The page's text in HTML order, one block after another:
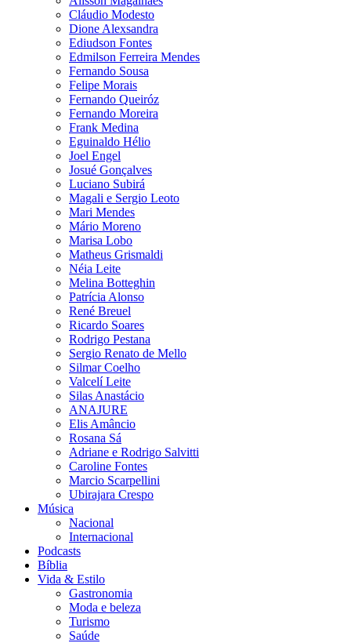
Cláudio Modesto
Dione Alexsandra
Ediudson Fontes
Edmilson Ferreira Mendes
Fernando Sousa
Felipe Morais
Fernando Queiróz
Fernando Moreira
Frank Medina
Eguinaldo Hélio
Joel Engel
Josué Gonçalves
Luciano Subirá
Magali e Sergio Leoto
Mari Mendes
Mário Moreno
Marisa Lobo
Matheus Grismaldi
Néia Leite
Melina Botteghin
Patrícia Alonso
René Breuel
Ricardo Soares
Rodrigo Pestana
Sergio Renato de Mello
Silmar Coelho
Valcelí Leite
Silas Anastácio
ANAJURE
Elis Amâncio
Rosana Sá
Adriane e Rodrigo Salvitti
Caroline Fontes
Marcio Scarpellini
Ubirajara Crespo
Música
Nacional
Internacional
Podcasts
Bíblia
Vida & Estilo
Gastronomia
Moda e beleza
Turismo
Saúde